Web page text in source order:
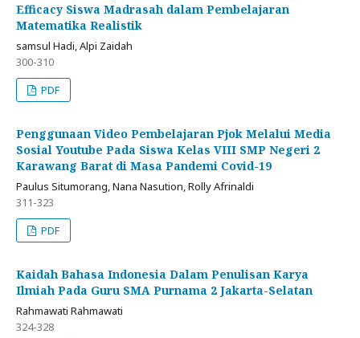
Efficacy Siswa Madrasah dalam Pembelajaran
Matematika Realistik
samsul Hadi, Alpi Zaidah
300-310
PDF
Penggunaan Video Pembelajaran Pjok Melalui Media
Sosial Youtube Pada Siswa Kelas VIII SMP Negeri 2
Karawang Barat di Masa Pandemi Covid-19
Paulus Situmorang, Nana Nasution, Rolly Afrinaldi
311-323
PDF
Kaidah Bahasa Indonesia Dalam Penulisan Karya
Ilmiah Pada Guru SMA Purnama 2 Jakarta-Selatan
Rahmawati Rahmawati
324-328